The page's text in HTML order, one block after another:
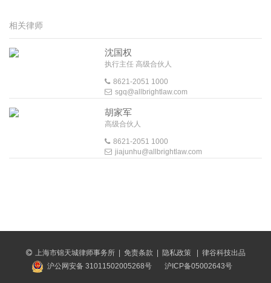
相关律师
沈国权
执行主任 高级合伙人
8621-2051 1000
sgq@allbrightlaw.com
胡家军
高级合伙人
8621-2051 1000
jiajunhu@allbrightlaw.com
上海市锦天城律师事务所 免责条款 隐私政策
律谷科技出品
沪公网安备 31011502005268号
沪ICP备05002643号